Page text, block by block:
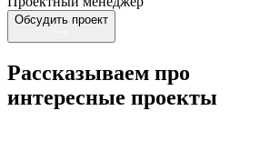
Обсудить проект
Рассказываем про
интересные проекты